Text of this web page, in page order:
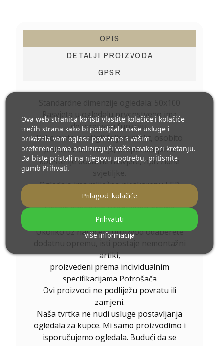
OPIS
DETALJI PROIZVODA
GPSR
Rasvjeta u ogledalu prvenstveno ima
dekorativnu funkciju.
Kako biste postigli željeni efekt, osobito
prilikom šminkanja, preporučujemo
korištenje dodatne rasvjete, npr. zidne
Ogledalo ima mliječno pjeskarenu LED
traku na površini zrcala
Ostale dimenzije izrađujemo prema
individualnoj narudžbi kupca.
Ukoliko uz naručeni proizvod odaberete
artikl,
proizvedeni prema individualnim
specifikacijama Potrošača
Ovi proizvodi ne podliježu povratu ili
zamjeni.
Naša tvrtka ne nudi usluge postavljanja
ogledala za kupce. Mi samo proizvodimo i
isporučujemo ogledala. Budući da se
Ova web stranica koristi vlastite kolačiće i kolačiće
trećih strana kako bi poboljšala naše usluge i
prikazala vam oglase povezane s vašim
preferencijama analizirajući vaše navike pri kretanju.
Da biste pristali na njegovu upotrebu, pritisnite
gumb Prihvati.
Više informacija
Prilagodi kolačiće
Prihvatiti